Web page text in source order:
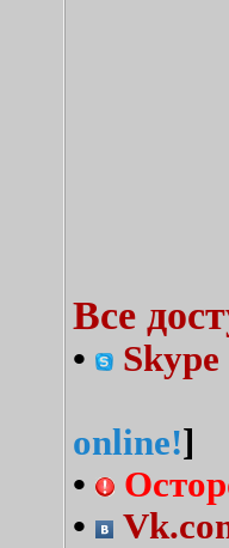
Все
•
online!]
•
•